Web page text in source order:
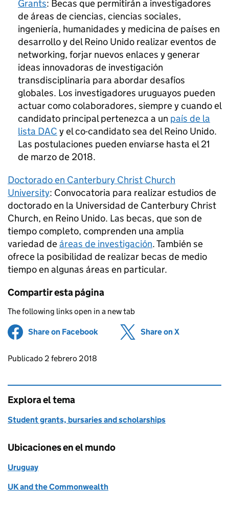
Grants: Becas que permitirán a investigadores
de áreas de ciencias, ciencias sociales,
ingeniería, humanidades y medicina de países en
desarrollo y del Reino Unido realizar eventos de
networking, forjar nuevos enlaces y generar
ideas innovadoras de investigación
transdisciplinaria para abordar desafíos
globales. Los investigadores uruguayos pueden
actuar como colaboradores, siempre y cuando el
candidato principal pertenezca a un país de la
lista DAC y el co-candidato sea del Reino Unido.
Las postulaciones pueden enviarse hasta el 21
de marzo de 2018.
Doctorado en Canterbury Christ Church
University: Convocatoria para realizar estudios de
doctorado en la Universidad de Canterbury Christ
Church, en Reino Unido. Las becas, que son de
tiempo completo, comprenden una amplia
variedad deáreas de investigación. También se
ofrece la posibilidad de realizar becas de medio
tiempo en algunas áreas en particular.
Compartir esta página
The following links open in a new tab
Share on Facebook (opens in new tab)
Share on X
Updates to this page
Publicado 2 febrero 2018
Explora el tema
Student grants, bursaries and scholarships
Ubicaciones en el mundo
Uruguay
UK and the Commonwealth